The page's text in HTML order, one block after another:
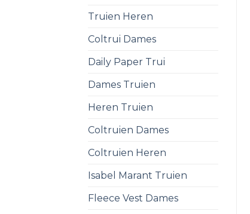
Truien Heren
Coltrui Dames
Daily Paper Trui
Dames Truien
Heren Truien
Coltruien Dames
Coltruien Heren
Isabel Marant Truien
Fleece Vest Dames